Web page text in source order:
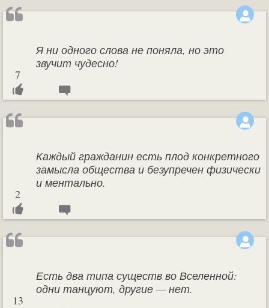
Я ни одного слова не поняла, но это
звучит чудесно!
7
Каждый гражданин есть плод конкретного
замысла общества и безупречен физически
и ментально.
2
Есть два типа существ во Вселенной:
одни танцуют, другие — нет.
13